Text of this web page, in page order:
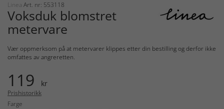
Linea Art. nr: 553118
Voksduk blomstret
metervare
Vær oppmerksom på at metervarer klippes etter din bestilling og derfor ikke
omfattes av angreretten.
119 kr
Prishistorikk
Farge